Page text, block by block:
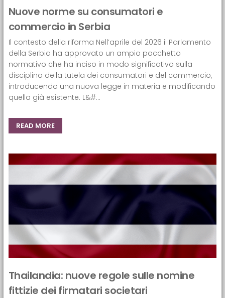
Nuove norme su consumatori e
commercio in Serbia
Il contesto della riforma Nell’aprile del 2026 il Parlamento
della Serbia ha approvato un ampio pacchetto
normativo che ha inciso in modo significativo sulla
disciplina della tutela dei consumatori e del commercio,
introducendo una nuova legge in materia e modificando
quella già esistente. L&#...
READ MORE
Thailandia: nuove regole sulle nomine
fittizie dei firmatari societari